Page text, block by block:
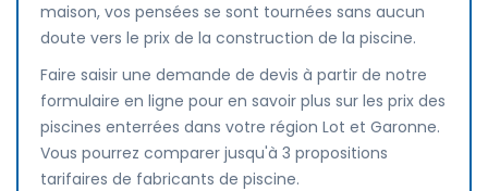
maison, vos pensées se sont tournées sans aucun
doute vers le prix de la construction de la piscine.
Faire saisir une demande de devis à partir de notre
formulaire en ligne pour en savoir plus sur les prix des
piscines enterrées dans votre région Lot et Garonne.
Vous pourrez comparer jusqu'à 3 propositions
tarifaires de fabricants de piscine.